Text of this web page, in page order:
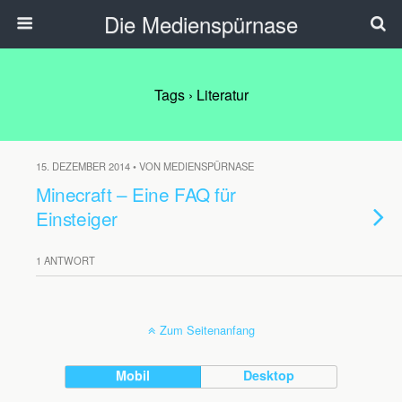
Die Medienspürnase
Tags › Literatur
15. DEZEMBER 2014 • VON MEDIENSPÜRNASE
Minecraft – Eine FAQ für
Einsteiger
1 ANTWORT
Zum Seitenanfang
Mobil Desktop